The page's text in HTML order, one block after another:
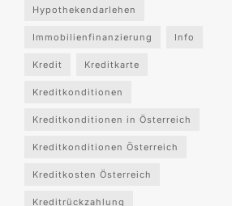
Hypothekendarlehen
Immobilienfinanzierung Info
Kredit Kreditkarte
Kreditkonditionen
Kreditkonditionen in Österreich
Kreditkonditionen Österreich
Kreditkosten Österreich
Kreditrückzahlung